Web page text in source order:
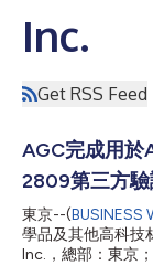
Inc.
Get RSS Feed
AGC完成用於
2809第三方
東京--(BUSINESS
學品及其他高科技
Inc.，總部：東京